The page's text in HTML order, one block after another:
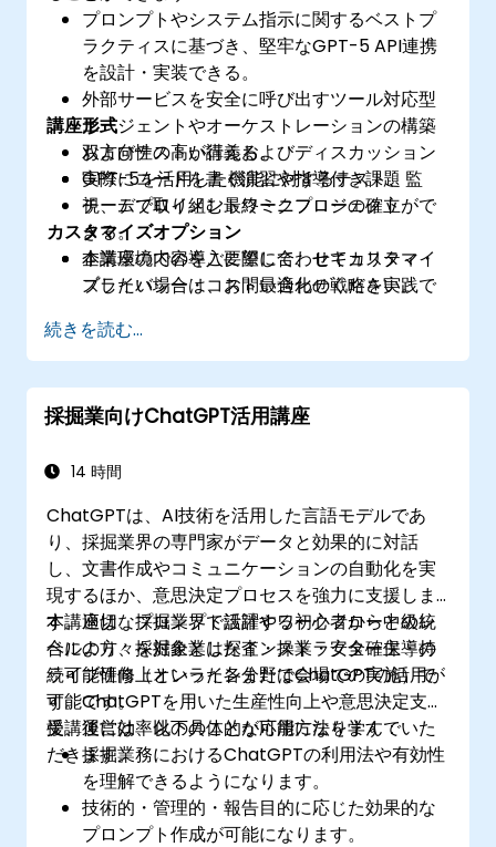
プロンプトやシステム指示に関するベストプ
ラクティスに基づき、堅牢なGPT-5 API連携
を設計・実装できる。
外部サービスを安全に呼び出すツール対応型
エージェントやオーケストレーションの構築
およびテストが行える。
GPT-5を活用した機能に対するテスト、監
視、デプロイメントワークフローの確立がで
きる。
企業環境での導入に際して、セキュリティ・
プライバシー・コスト最適化の戦略を実践で
講座形式
双方向性の高い講義およびディスカッション
実際にコードを書く演習や指導付き課題
チームで取り組む最終ミニプロジェクト
カスタマイズオプション
本講座の内容をご要望に合わせてカスタマイ
ズしたい場合は、お問い合わせください。
続きを読む...
採掘業向けChatGPT活用講座
14 時間
ChatGPTは、AI技術を活用した言語モデルであ
り、採掘業界の専門家がデータと効果的に対話
し、文書作成やコミュニケーションの自動化を実
現するほか、意思決定プロセスを強力に支援しま
す。適切なプロンプト設計やワークフローとの統
合により、採掘企業は探査・操業・安全確保・持
続可能性向上といった各分野でChatGPTの活用が
可能です。
本講座は、採掘業界で活躍する初心者から中級レ
ベルの方々を対象としたインストラクター主導の
ライブ研修（オンラインまたは会場での実施）で
す。ChatGPTを用いた生産性向上や意思決定支
援、運営効率化の具体的な応用方法を学んでいた
だきます。
受講後には、以下のことが可能になります：
採掘業務におけるChatGPTの利用法や有効性
を理解できるようになります。
技術的・管理的・報告目的に応じた効果的な
プロンプト作成が可能になります。